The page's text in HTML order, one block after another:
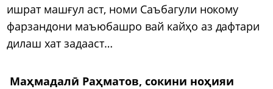
ишрат машғул аст, номи Саъбагули нокому
фарзандони маъюбашро вай кайҳо аз дафтари
дилаш хат задааст…
Маҳмадалӣ Раҳматов, сокини ноҳияи